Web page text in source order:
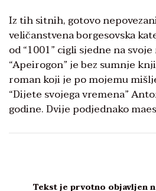
Iz tih sitnih, gotovo
veličanstvena borgesovska
od “1001” cigli sjedne na
“Apeirogon” je bez sumnje
roman koji je po mojemu
“Dijete svojega vremena”
godine. Dvije podjednako
Tekst je prvotno objavljen